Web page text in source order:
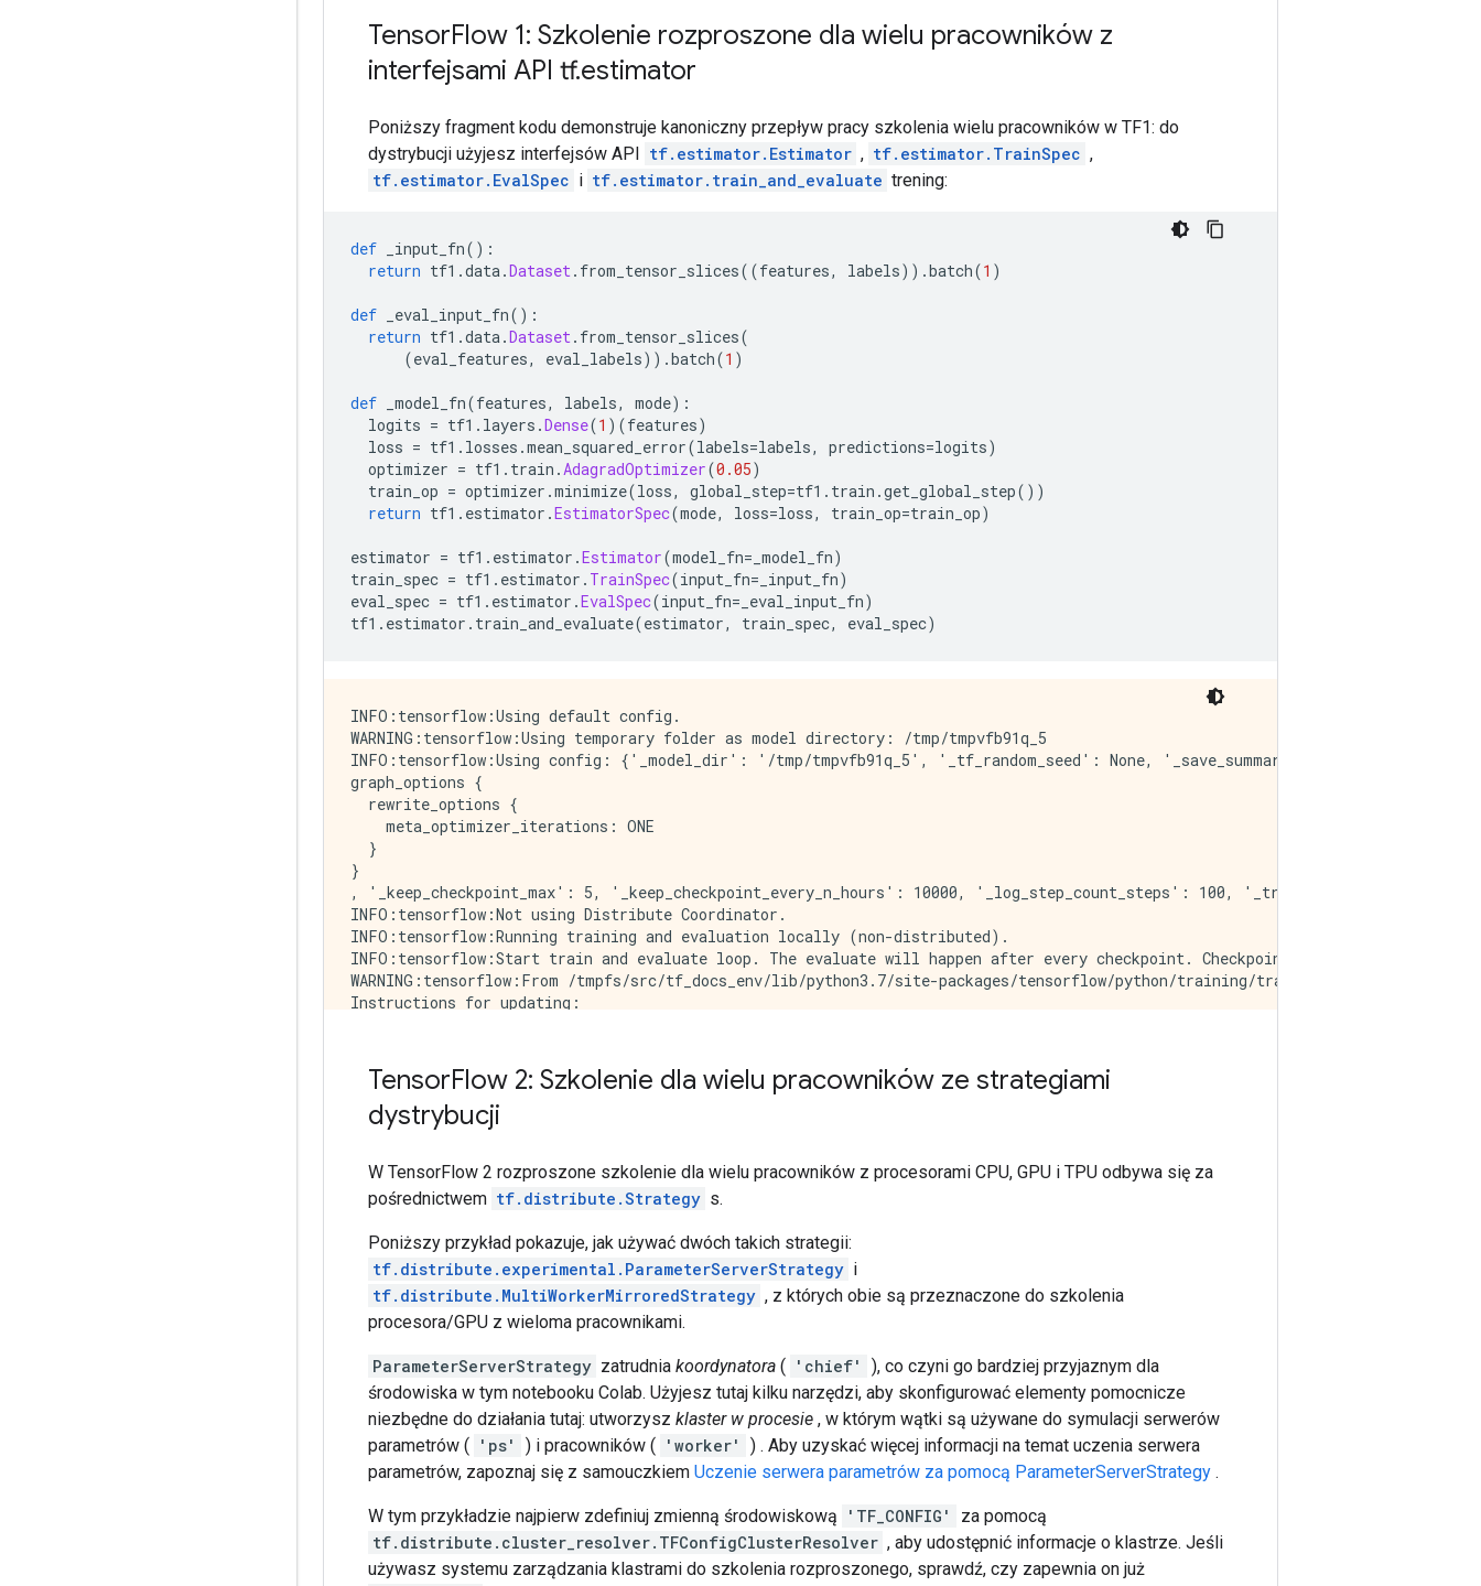
TensorFlow 1: Szkolenie rozproszone dla wielu pracowników z
interfejsami API tf.estimator
Poniższy fragment kodu demonstruje kanoniczny przepływ pracy szkolenia wielu pracowników w TF1: do
dystrybucji użyjesz interfejsów API tf.estimator.Estimator , tf.estimator.TrainSpec ,
tf.estimator.EvalSpec i tf.estimator.train_and_evaluate trening:
def _input_fn():
return tf1 .data.Dataset. from_tensor_slices((features, labels)).batch(1 )
def _eval_input_fn():
return tf1 .data.Dataset. from_tensor_slices(
(eval_features, eval_labels)).batch(1 )
def _model_fn(features, labels, mode):
logits = tf1 . layers .Dense(1 )(features)
loss = tf1 . losses .mean_squared_error(labels=labels, predictions=logits)
optimizer = tf1 . train .AdagradOptimizer(0.05)
train_op = optimizer .minimize(loss, global_step=tf1 . train .get_global_step())
return tf1 . estimator .EstimatorSpec(mode, loss=loss, train_op=train_op)
estimator = tf1 . estimator .Estimator(model_fn= _model_fn)
train_spec = tf1 . estimator . TrainSpec(input_fn= _input_fn)
eval_spec = tf1 . estimator .EvalSpec(input_fn= _eval_input_fn)
tf1 . estimator . train_and_evaluate(estimator, train_spec, eval_spec)
INFO:tensorflow:Using default config.
WARNING:tensorflow:Using temporary folder as model directory: /tmp/tmpvfb91q_5
INFO:tensorflow:Using config: {'_model_dir': '/tmp/tmpvfb91q_5', '_tf_random_seed': None, '_save_summary_steps': 100,
graph_options {
  rewrite_options {
    meta_optimizer_iterations: ONE
  }
}
, '_keep_checkpoint_max': 5, '_keep_checkpoint_every_n_hours': 10000, '_log_step_count_steps': 100,
INFO:tensorflow:Not using Distribute Coordinator.
INFO:tensorflow:Running training and evaluation locally (non-distributed).
INFO:tensorflow:Start train and evaluate loop. The evaluate will happen after every checkpoint. Checkpoint frequency is
WARNING:tensorflow:From /tmpfs/src/tf_docs_env/lib/python3.7/site-packages/tensorflow/python/training/
Instructions for updating:
WARNING:tensorflow:From /tmpfs/src/tf_docs_env/lib/python3.7/site-packages/tensorflow/python/training/adagrad.py:143:
Instructions for updating:
Call initializer instance with the dtype argument instead of passing it to the constructor
INFO:tensorflow:Done calling model_fn.
INFO:tensorflow:Graph was finalized.
INFO:tensorflow:Running local_init_op.
INFO:tensorflow:Calling checkpoint listeners before saving checkpoint 0...
INFO:tensorflow:Saving checkpoints for 0 into /tmp/tmpvfb91q_5/model.ckpt.
INFO:tensorflow:Calling checkpoint listeners after saving checkpoint 0...
INFO:tensorflow:loss = 0.038075272, step = 0
INFO:tensorflow:Calling checkpoint listeners before saving checkpoint 3...
INFO:tensorflow:Saving checkpoints for 3 into /tmp/tmpvfb91q_5/model.ckpt.
INFO:tensorflow:Calling checkpoint listeners after saving checkpoint 3...
INFO:tensorflow:Calling model_fn.
INFO:tensorflow:Done calling model_fn.
INFO:tensorflow:Starting evaluation at 2021-11-13T02:31:06
INFO:tensorflow:Graph was finalized.
INFO:tensorflow:Restoring parameters from /tmp/tmpvfb91q_5/model.ckpt-3
INFO:tensorflow:Running local_init_op.
INFO:tensorflow:Done running local_init_op.
INFO:tensorflow:Inference Time : 0.13630s
INFO:tensorflow:Finished evaluation at 2021-11-13-02:31:06
TensorFlow 2: Szkolenie dla wielu pracowników ze strategiami
dystrybucji
W TensorFlow 2 rozproszone szkolenie dla wielu pracowników z procesorami CPU, GPU i TPU odbywa się za
pośrednictwem tf.distribute.Strategy s.
Poniższy przykład pokazuje, jak używać dwóch takich strategii:
tf.distribute.experimental.ParameterServerStrategy i
tf.distribute.MultiWorkerMirroredStrategy , z których obie są przeznaczone do szkolenia
procesora/GPU z wieloma pracownikami.
ParameterServerStrategy zatrudnia koordynatora ( 'chief'
), co czyni go bardziej przyjaznym dla
środowiska w tym notebooku Colab. Użyjesz tutaj kilku narzędzi, aby skonfigurować elementy pomocnicze
niezbędne do działania tutaj: utworzysz klaster w procesie , w którym wątki są używane do symulacji serwerów
parametrów ( 'ps' ) i pracowników ( 'worker'
) . Aby uzyskać więcej informacji na temat uczenia serwera
parametrów, zapoznaj się z samouczkiem Uczenie serwera parametrów za pomocą ParameterServerStrategy .
W tym przykładzie najpierw zdefiniuj zmienną środowiskową 'TF_CONFIG'
za pomocą
tf.distribute.cluster_resolver.TFConfigClusterResolver , aby udostępnić informacje o klastrze. Jeśli
używasz systemu zarządzania klastrami do szkolenia rozproszonego, sprawdź, czy zapewnia on już